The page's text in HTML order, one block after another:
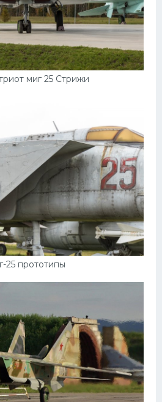
миг 25 Стрижи
25 прототипы